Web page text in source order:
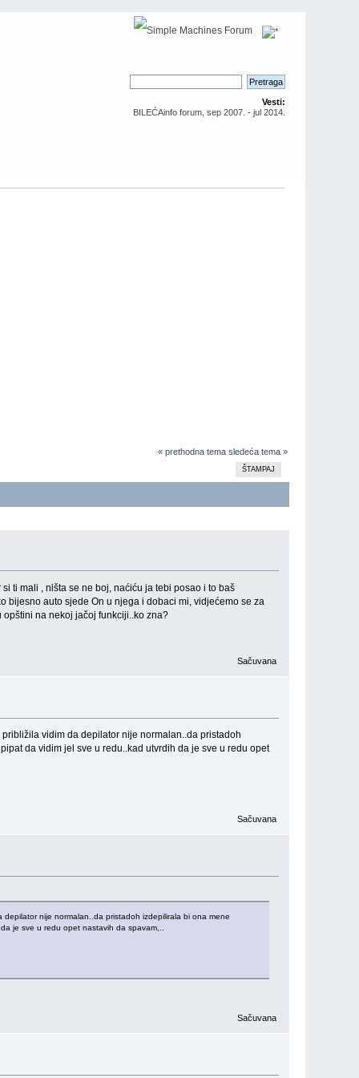
Vesti:
BILEĆAinfo forum, sep 2007. - jul 2014.
« prethodna tema sledeća tema »
ŠTAMPAJ
ti mali , ništa se ne boj, naćiću ja tebi posao i to baš
bijesno auto sjede On u njega i dobaci mi, vidjećemo se za
na nekoj jačoj funkciji..ko zna?
Sačuvana
vidim da depilator nije normalan..da pristadoh
da vidim jel sve u redu..kad utvrdih da je sve u redu opet
Sačuvana
nije normalan..da pristadoh izdepilirala bi ona mene
je sve u redu opet nastavih da spavam,..
Sačuvana